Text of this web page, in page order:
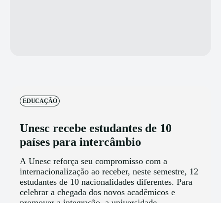
EDUCAÇÃO
Unesc recebe estudantes de 10
países para intercâmbio
A Unesc reforça seu compromisso com a
internacionalização ao receber, neste semestre, 12
estudantes de 10 nacionalidades diferentes. Para
celebrar a chegada dos novos acadêmicos e